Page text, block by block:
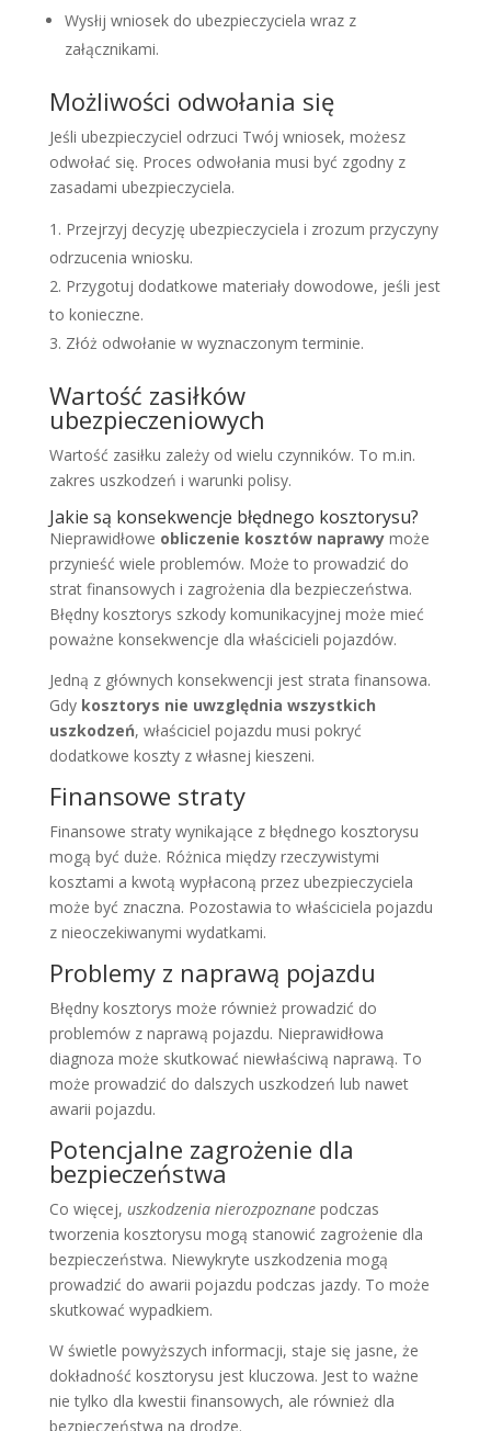
Wysłij wniosek do ubezpieczyciela wraz z
załącznikami.
Możliwości odwołania się
Jeśli ubezpieczyciel odrzuci Twój wniosek, możesz
odwołać się. Proces odwołania musi być zgodny z
zasadami ubezpieczyciela.
Przejrzyj decyzję ubezpieczyciela i zrozum przyczyny
odrzucenia wniosku.
Przygotuj dodatkowe materiały dowodowe, jeśli jest
to konieczne.
Złóż odwołanie w wyznaczonym terminie.
Wartość zasiłków
ubezpieczeniowych
Wartość zasiłku zależy od wielu czynników. To m.in.
zakres uszkodzeń i warunki polisy.
Jakie są konsekwencje błędnego kosztorysu?
Nieprawidłowe obliczenie kosztów naprawymoże
przynieść wiele problemów. Może to prowadzić do
strat finansowych i zagrożenia dla bezpieczeństwa.
Błędny kosztorys szkody komunikacyjnej może mieć
poważne konsekwencje dla właścicieli pojazdów.
Jedną z głównych konsekwencji jest strata finansowa.
Gdy kosztorys nie uwzględnia wszystkich
uszkodzeń, właściciel pojazdu musi pokryć
dodatkowe koszty z własnej kieszeni.
Finansowe straty
Finansowe straty wynikające z błędnego kosztorysu
mogą być duże. Różnica między rzeczywistymi
kosztami a kwotą wypłaconą przez ubezpieczyciela
może być znaczna. Pozostawia to właściciela pojazdu
z nieoczekiwanymi wydatkami.
Problemy z naprawą pojazdu
Błędny kosztorys może również prowadzić do
problemów z naprawą pojazdu. Nieprawidłowa
diagnoza może skutkować niewłaściwą naprawą. To
może prowadzić do dalszych uszkodzeń lub nawet
awarii pojazdu.
Potencjalne zagrożenie dla
bezpieczeństwa
Co więcej, uszkodzenia nierozpoznanepodczas
tworzenia kosztorysu mogą stanowić zagrożenie dla
bezpieczeństwa. Niewykryte uszkodzenia mogą
prowadzić do awarii pojazdu podczas jazdy. To może
skutkować wypadkiem.
W świetle powyższych informacji, staje się jasne, że
dokładność kosztorysu jest kluczowa. Jest to ważne
nie tylko dla kwestii finansowych, ale również dla
bezpieczeństwa na drodze.